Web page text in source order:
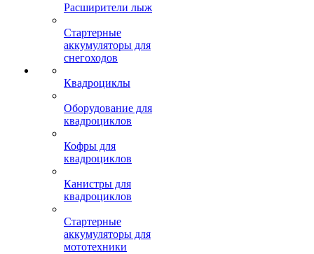
Расширители лыж
Стартерные
аккумуляторы для
снегоходов
Квадроциклы
Оборудование для
квадроциклов
Кофры для
квадроциклов
Канистры для
квадроциклов
Стартерные
аккумуляторы для
мототехники